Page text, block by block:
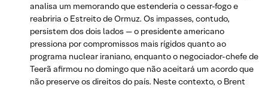
analisa um memorando que estenderia o cessar-fogo e
reabriria o Estreito de Ormuz. Os impasses, contudo,
persistem dos dois lados — o presidente americano
pressiona por compromissos mais rígidos quanto ao
programa nuclear iraniano, enquanto o negociador-chefe de
Teerã afirmou no domingo que não aceitará um acordo que
não preserve os direitos do país. Neste contexto, o Brent